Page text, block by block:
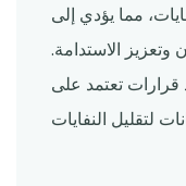
مما يؤدي إلى
الاستدامة.
قرارات تعتمد على